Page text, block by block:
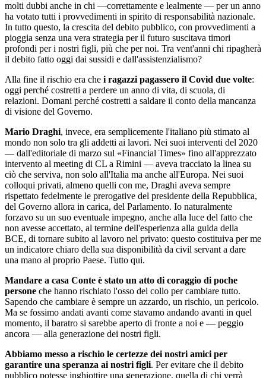
molti dubbi anche in chi —correttamente e lealmente — per un anno
ha votato tutti i provvedimenti in spirito di responsabilità nazionale.
In tutto questo, la crescita del debito pubblico, con provvedimenti a
pioggia senza una vera strategia per il futuro suscitava timori
profondi per i nostri figli, più che per noi. Tra vent'anni chi ripagherà
il debito fatto oggi dai sussidi e dall'assistenzialismo?
Alla fine il rischio era che i ragazzi pagassero il Covid due volte:
oggi perché costretti a perdere un anno di vita, di scuola, di
relazioni. Domani perché costretti a saldare il conto della mancanza
di visione del Governo.
Mario Draghi, invece, era semplicemente l'italiano più stimato al
mondo non solo tra gli addetti ai lavori. Nei suoi interventi del 2020
— dall'editoriale di marzo sul «Financial Times» fino all'apprezzato
intervento al meeting di CL a Rimini — aveva tracciato la linea su
ciò che serviva, non solo all'Italia ma anche all'Europa. Nei suoi
colloqui privati, almeno quelli con me, Draghi aveva sempre
rispettato fedelmente le prerogative del presidente della Repubblica,
del Governo allora in carica, del Parlamento. Io naturalmente
forzavo su un suo eventuale impegno, anche alla luce del fatto che
non avesse accettato, al termine dell'esperienza alla guida della
BCE, di tornare subito al lavoro nel privato: questo costituiva per me
un indicatore chiaro della sua disponibilità da civil servant a dare
una mano al proprio Paese. Tutto qui.
Mandare a casa Conte è stato un atto di coraggio di poche
persone che hanno rischiato l'osso del collo per cambiare tutto.
Sapendo che cambiare è sempre un azzardo, un rischio, un pericolo.
Ma se fossimo andati avanti come stavamo andando avanti in quel
momento, il baratro si sarebbe aperto di fronte a noi e — peggio
ancora — alla generazione dei nostri figli.
Abbiamo messo a rischio le certezze dei nostri amici per
garantire una speranza ai nostri figli. Per evitare che il debito
pubblico potesse inghiottire una generazione, quella di chi verrà